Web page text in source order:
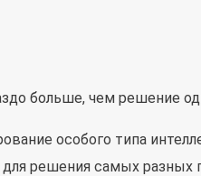
больше, чем решение
особого типа
решения самых разных